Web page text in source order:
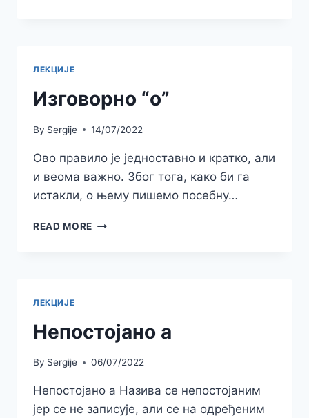
СУГЛАСНИКА
ЛЕКЦИЈЕ
Изговорно “о”
By Sergije 14/07/2022
Ово правило је једноставно и кратко, али
и веома важно. Због тога, како би га
истакли, о њему пишемо посебну…
READ MORE ИЗГОВОРНО
ЛЕКЦИЈЕ
Непостојано а
By Sergije 06/07/2022
Непостојано а Назива се непостојаним
јер се не записује, али се на одређеним